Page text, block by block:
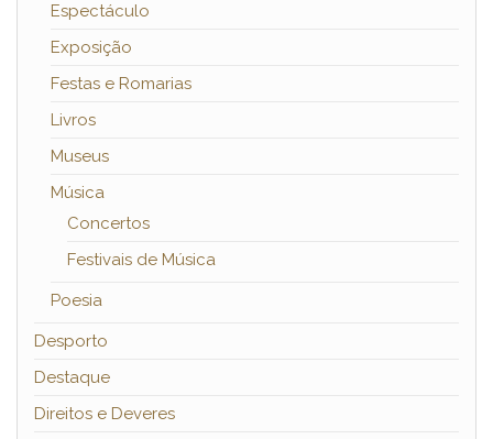
Espectáculo
Exposição
Festas e Romarias
Livros
Museus
Música
Concertos
Festivais de Música
Poesia
Desporto
Destaque
Direitos e Deveres